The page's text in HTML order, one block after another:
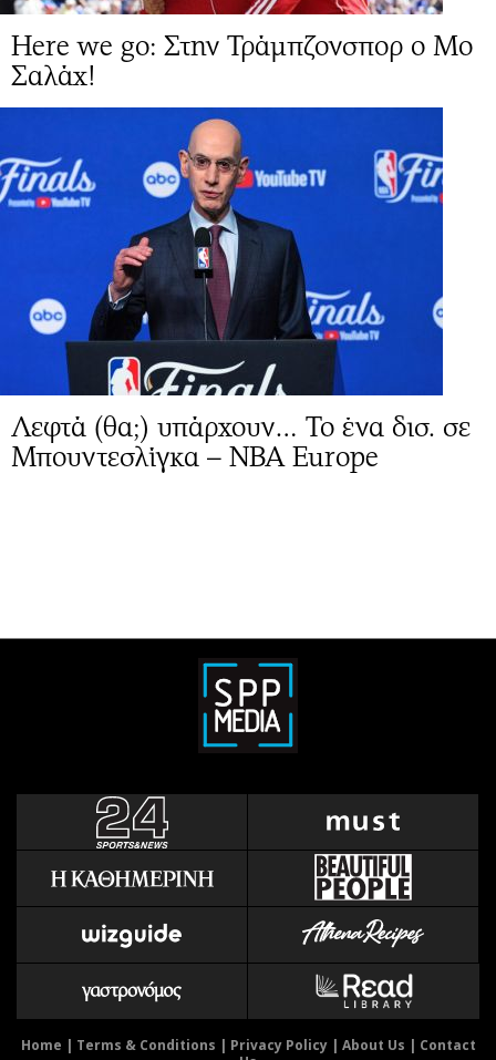
Here we go: Στην Τράμπζονσπορ ο Μο
Σαλάχ!
Λεφτά (θα;) υπάρχουν… Το ένα δισ. σε
Μπουντεσλίγκα – NBA Europe
Home | Terms & Conditions | Privacy Policy| About Us | Contact